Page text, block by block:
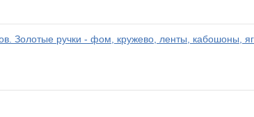
Золотые ручки - фом, кружево, ленты, кабошоны,